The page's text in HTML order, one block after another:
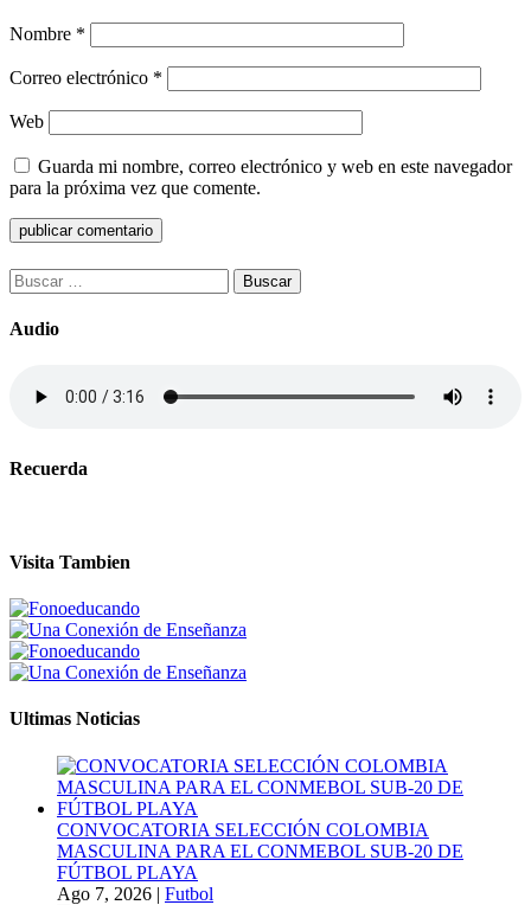
Nombre *
Correo electrónico *
Web
Guarda mi nombre, correo electrónico y web en este navegador
para la próxima vez que comente.
Buscar:
Audio
Recuerda
Visita Tambien
Ultimas Noticias
CONVOCATORIA SELECCIÓN COLOMBIA
MASCULINA PARA EL CONMEBOL SUB-20 DE
FÚTBOL PLAYA
Ago 7, 2026 | Futbol